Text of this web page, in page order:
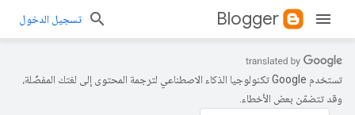
Blogger تسجيل الدخول
تستخدم Google تكنولوجيا الذكاء الاصطناعي لترجمة المحتوى إلى لغتك المفضّلة،
وقد تتضمّن بعض الأخطاء.